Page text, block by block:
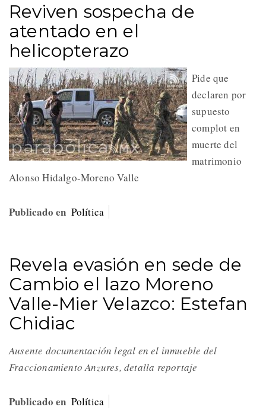
Reviven sospecha de
atentado en el
helicopterazo
Pide que
declaren por
supuesto
complot en
muerte del
matrimonio
Alonso Hidalgo-Moreno Valle
Publicado en Política
Revela evasión en sede de
Cambio el lazo Moreno
Valle-Mier Velazco: Estefan
Chidiac
Ausente documentación legal en el inmueble del
Fraccionamiento Anzures, detalla reportaje
Publicado en Política